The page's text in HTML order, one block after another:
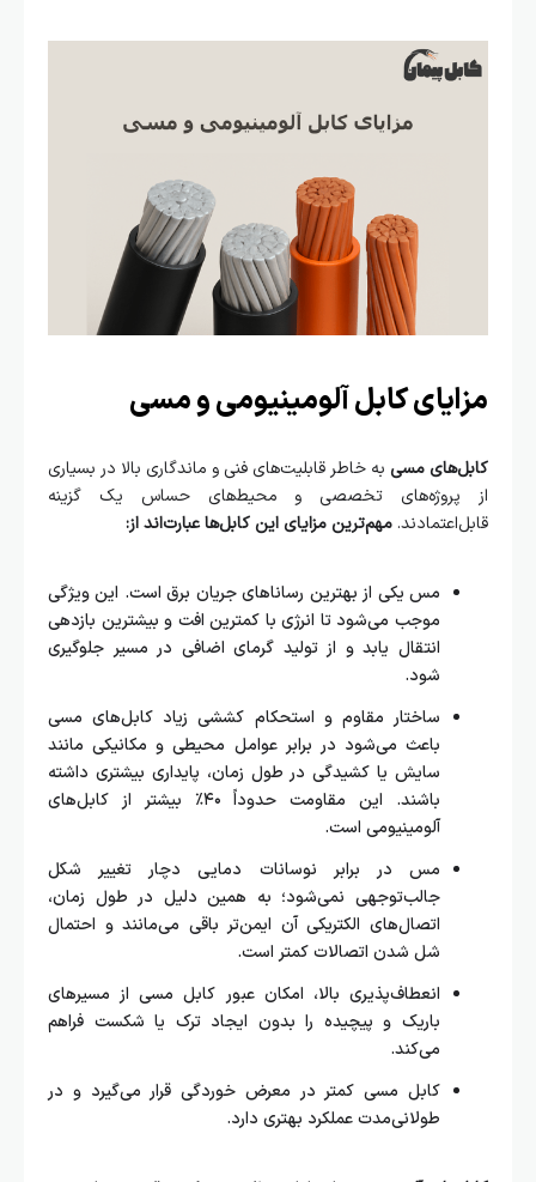
مزایای کابل آلومینیومی و مسی
کابل‌های مسی به‌ خاطر قابلیت‌های فنی و ماندگاری بالا در بسیاری
از پروژه‌های تخصصی و محیط‌های حساس یک گزینه‌
قابل‌اعتمادند. مهم‌ترین مزایای این کابل‌ها عبارت‌اند از:
مس یکی از بهترین رساناهای جریان برق است. این ویژگی
موجب می‌شود تا انرژی با کمترین افت و بیشترین بازدهی
انتقال یابد و از تولید گرمای اضافی در مسیر جلوگیری
شود.
ساختار مقاوم و استحکام کششی زیاد کابل‌های مسی
باعث می‌شود در برابر عوامل محیطی و مکانیکی مانند
سایش یا کشیدگی در طول زمان، پایداری بیشتری داشته
باشند. این مقاومت حدوداً ۴۰٪ بیشتر از کابل‌های
آلومینیومی است.
مس در برابر نوسانات دمایی دچار تغییر شکل
جالب‌توجهی نمی‌شود؛ به همین دلیل در طول زمان،
اتصال‌های الکتریکی آن ایمن‌تر باقی می‌مانند و احتمال
شل شدن اتصالات کمتر است.
انعطاف‌پذیری بالا، امکان عبور کابل مسی از مسیرهای
باریک و پیچیده را بدون ایجاد ترک یا شکست فراهم
می‌کند.
کابل مسی کمتر در معرض خوردگی قرار می‌گیرد و در
طولانی‌مدت عملکرد بهتری دارد.